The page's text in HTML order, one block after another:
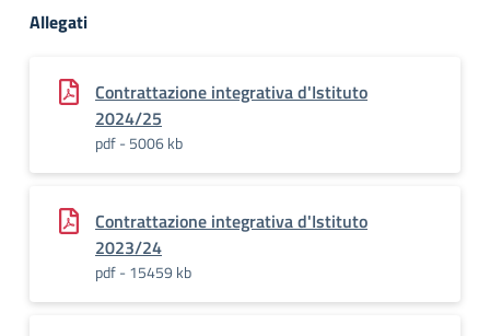
Allegati
Contrattazione integrativa d'Istituto
2024/25
pdf - 5006 kb
Contrattazione integrativa d'Istituto
2023/24
pdf - 15459 kb